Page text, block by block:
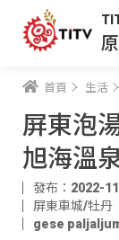
首頁 生活
屏東泡
旭海溫
發布：2022-
屏東車城/牡丹
gese